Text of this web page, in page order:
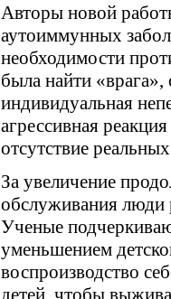
Авторы новой
аутоиммунных
необходимости
была найти
индивидуальная
агрессивная
отсутствие
За увеличение
обслуживания люди
Ученые
уменьшением
воспроизводство
детей, чтобы